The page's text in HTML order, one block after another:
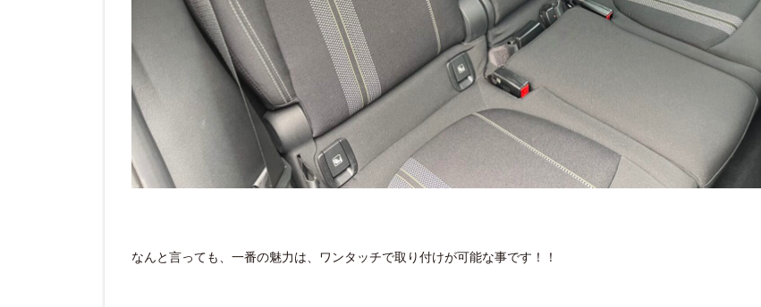
なんと言っても、一番の魅力は、ワンタッチで取り付けが可能な事です！！